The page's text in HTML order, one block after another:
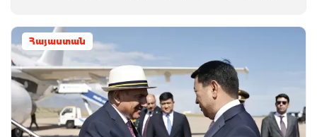
Հայաստան